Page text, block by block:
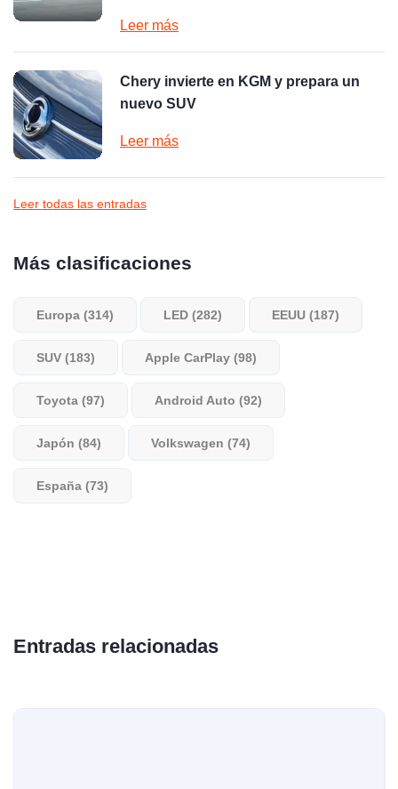
Leer más
Chery invierte en KGM y prepara un
nuevo SUV
Leer más
Leer todas las entradas
Más clasificaciones
Europa (314) LED (282) EEUU (187)
SUV (183) Apple CarPlay (98)
Toyota (97) Android Auto (92)
Japón (84) Volkswagen (74)
España (73)
Entradas relacionadas